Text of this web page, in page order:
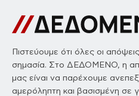
Πιστεύουμε ότι όλες οι
σημασία. Στο ΔΕΔΟΜΕΝΟ, η
μας είναι να παρέχουμε
αμερόληπτη και βασισμένη σε